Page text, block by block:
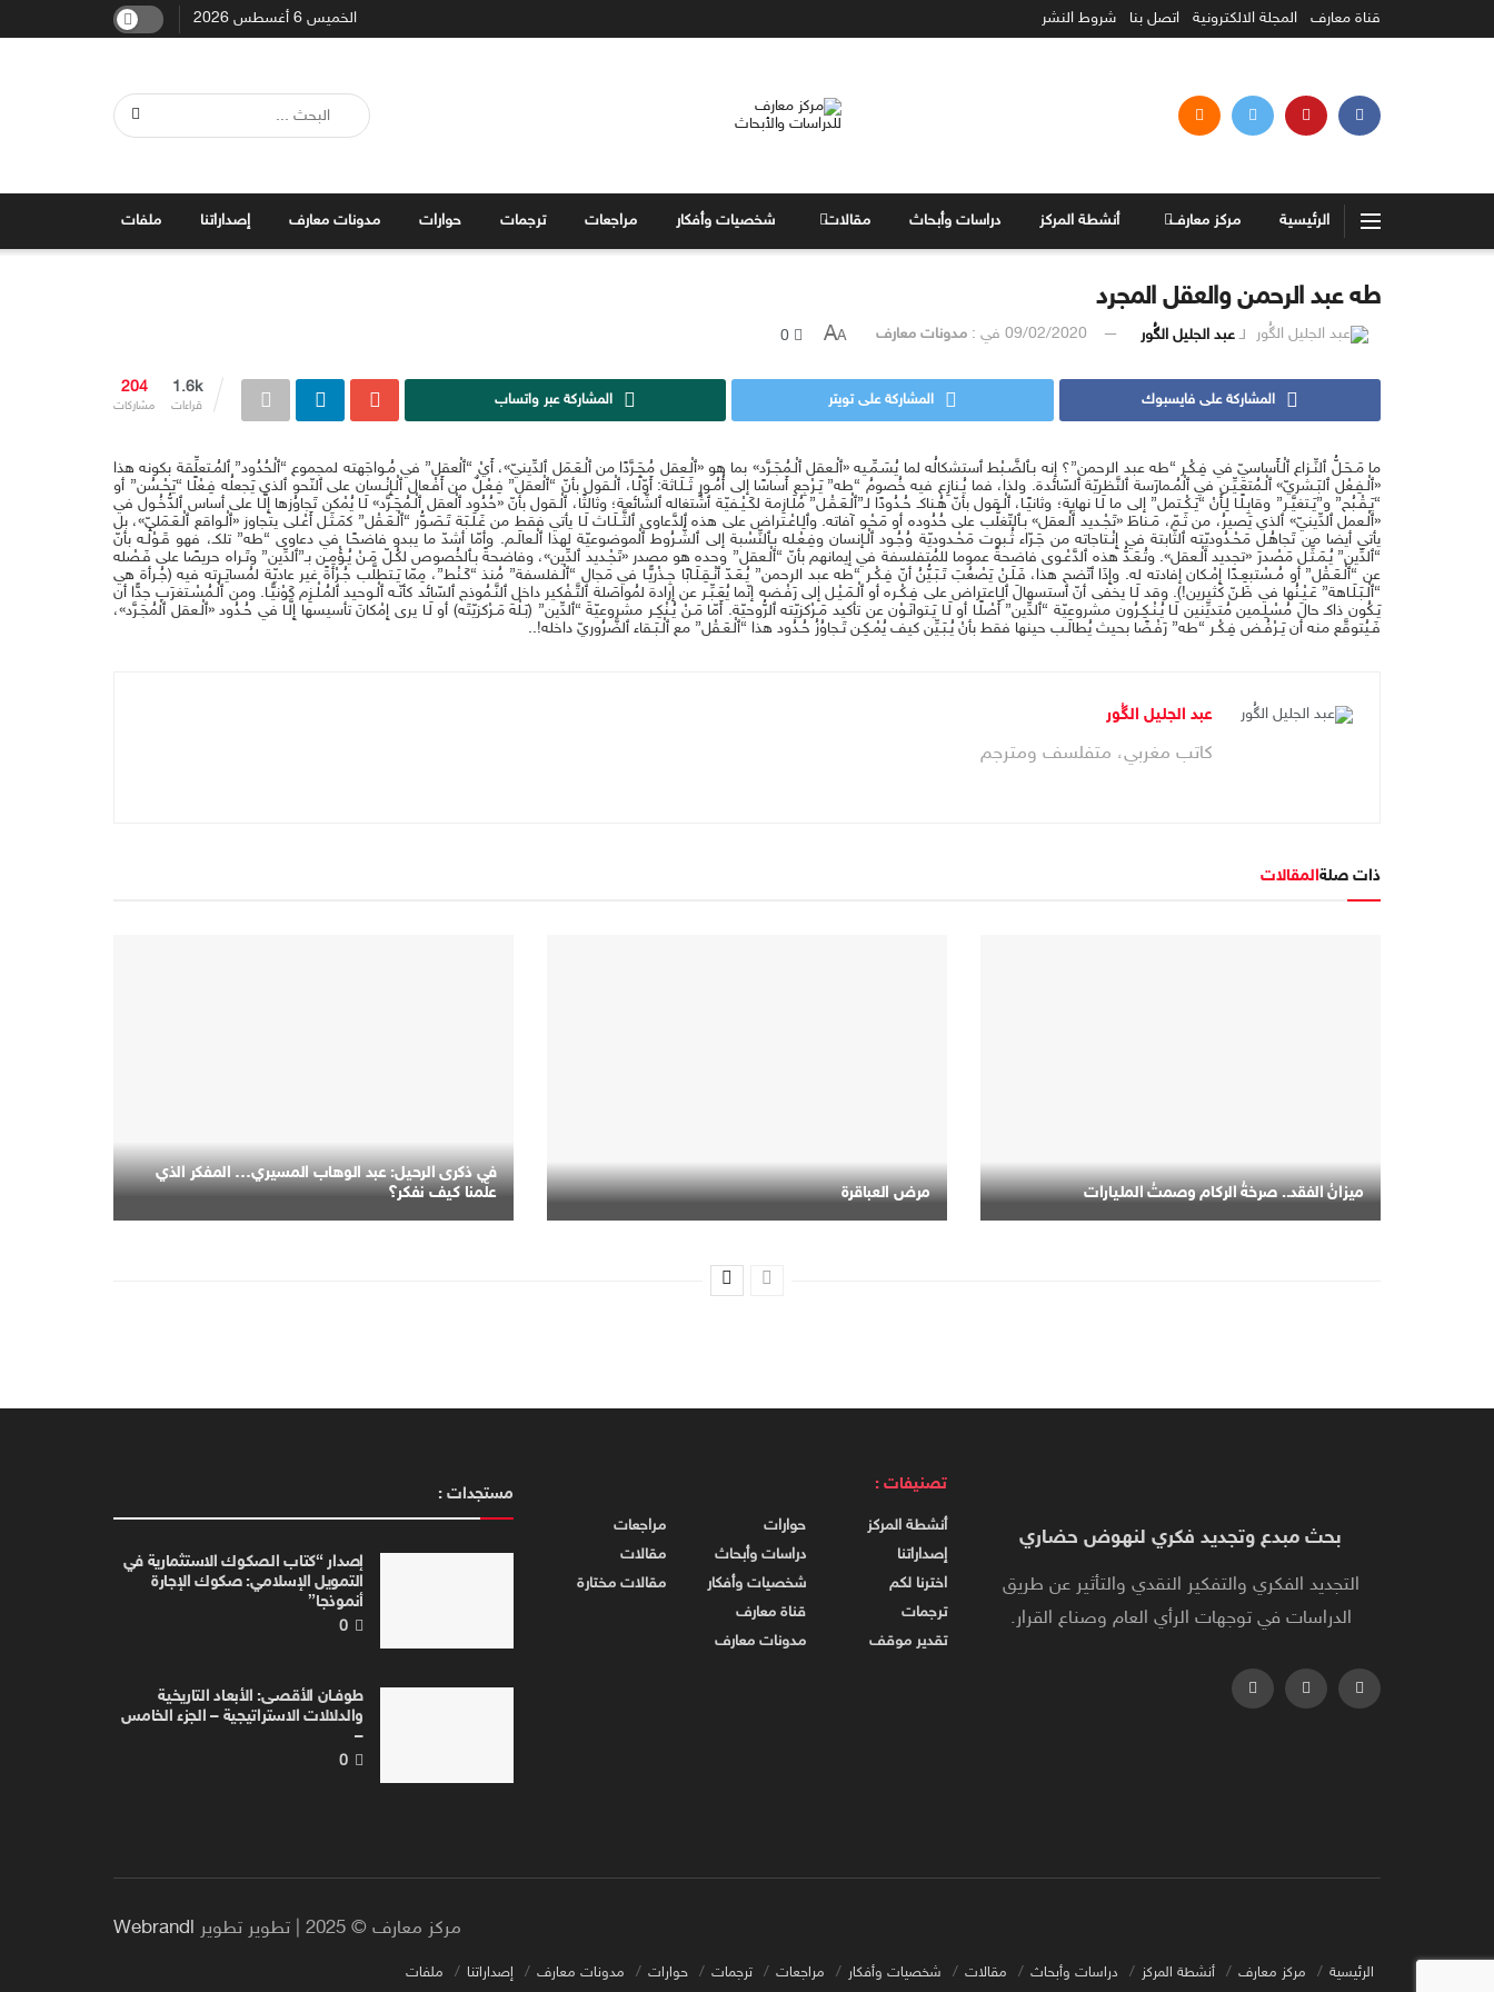
قناة معارف المجلة الالكترونية اتصل بنا شروط النشر الخميس 6 أغسطس 2026
الرئيسية مركز معارف أنشطة المركز دراسات وأبحاث مقالات شخصيات وأفكار مراجعات ترجمات حوارات مدونات معارف إصداراتنا ملفات
طه عبد الرحمن والعقل المجرد
لـ عبد الجليل الگُور 09/02/2020 في : مدونات معارف A
A
204
مشاركات
1.6k
قراءات المشاركة على فايسبوك المشاركة على تويتر المشاركة عبر واتساب
ما مَـحَـلُّ ٱلنِّـزاع ٱلْـأَساسيّ في فِـكْـر “طه عبد الرحمن”؟ إنه بـٱلضَّـبْط ٱستشكالُه لما يُسَـمِّـيه «ٱلْـعقل ٱلْـمُجَـرَّد» بما هو «ٱلْـعقل مُجَـرَّدًا من ٱلْـعَـمَل ٱلدِّينيّ»، أَيْ “ٱلْعقل” في مُـواجَهته لمجموع “ٱلْحُدُود” ٱلمُـتعلِّقة بكونه هذا
«ٱلْـفِـعْل ٱلبَـشريّ» ٱلْـمُتعَـيِّـن في ٱلْمُـمارَسة ٱلنَّظريّة ٱلسّائدة. ولذا، فما يُـنازِع فيه خُصومُ “طه” يَـرْجِع أَساسًا إلى أُمُـورٍ ثَــلَـاثة: أَوّلًـا، ٱلْـقول بأنّ “ٱلْعقل” فِـعْـلٌ من أَفْـعال ٱلْـإِنْـسان على ٱلنّحو ٱلذي يَجعلُه فِـعْلًـا “يَحْـسُن” أو
“يَـقْـبُح” و”يَـتغيَّـر” وقابِـلًـا لِـأَنْ “يَـكْـتمل” إلى ما لَـا نهاية؛ وثانيًـا، ٱلْـقول بأنّ هُـناكـ حُـدُودًا لـ”ٱلْـعَـقْـل” مُلَـازِمة لكَـيْـفيّة ٱشْتغاله ٱلشّائعة؛ وثالثًا، ٱلْـقول بأنّ «حُدُود ٱلْعقل ٱلْـمُجَـرَّد» لَـا يُمْكن تَجاوُزها إِلَّـا على أساس ٱلدُّخُـول في
«ٱلْـعمل ٱلدِّينيّ» ٱلذي يَصيرُ، من ثَـمّ، مَـناطَ «تَجْـديد ٱلْـعقل» بـﭑلتّغلُّب على حُدُوده أو مَحْـو آفاته. وٱلِـاعْـتراض على هذه ٱلدَّعاوى ٱلثَّــلَـاث لَـا يأتي فقط من غَـلَـبَة تَـصَـوُّر “ٱلْـعَـقْل” كمَـثَـل أَعْـلى يتجاوز «ٱلْـواقع ٱلْـعَـمَليّ»، بل
يأتي أيضا من تَجاهُـل مَحْـدُوديّته ٱلثّابتة في إِنْـتاجاته من جَـرّاء ثُـبوت مَحْـدوديّة وُجُـود ٱلْـإنسان وفِـعْـله بـٱلنِّسْبة إلى ٱلشُّـرُوط ٱلْموضوعيّة لهذا ٱلْـعالَـم. وأمّا أشدّ ما يبدو فاضحًـا في دعاوى “طه” تلكـ، فهو قَـوْلُـه بأنّ
“ٱلدِّين” يُـمَـثِّـل مَصْدرَ «تجديد ٱلْـعقل». وتُـعَـدُّ هذه ٱلدَّعْـوى فاضحةً عموما للمُتفلسفة في إيمانهم بأنّ “ٱلْـعقل” وحده هو مصدر «تَجْـديد ٱلدِّين»، وفاضحةً بـٱلخُصوص لكُـلّ مَـنْ يُـؤْمِـن بـ”ٱلدِّين” وتَـراه حريصًا على فَـصْله
عن “ٱلْـعَـقْل” أو مُـسْتبعِـدًا إِمْـكان إفادته له. وإِذَا ٱتّضح هذا، فَـلَـنْ يَصْعُبَ تَـبَـيُّنُ أنّ فِـكْـر “طه عبد الرحمن” يُـعَـدّ ٱنْـقِـلَـابًا جِـذْريًّـا في مَجال “ٱلْـفلسفة” مُنذ “كَـنْط”، مِمّا يَـتطلَّب جُـرْأةً غير عاديّة لمُسايَـرته فيه (جُـرأة هي
“ٱلْـبَـلَـاهة” عَـيْـنُها في ظَـنّ كثيرين!). وقد لَـا يخفى أنّ ٱستسهالَ ٱلِـاعتراض على فِـكْـره أو ٱلْـمَـيْـل إلى رَفْـضه إنّما يُعَـبِّـر عن إرادة لمُواصَلة ٱلتَّـفْكير داخل ٱلنَّـمُوذج ٱلسّائد كأنّـه ٱلْـوحيد ٱلمُـلْـزِم كَوْنيًّـا. ومن ٱلْـمُسْـتغرَب جدًّا أن
يَـكُون ذاكـ حالَ مُسْـلِـمين مُتديِّنين لَـا يُـنْـكِـرُون مشروعيّة “ٱلدِّين” أَصْلًـا أو لَـا يَـتوانَـوْن عن تأكيد مَـرْكزيّته ٱلرُّوحيّة. أَمّا مَـنْ يُـنْكِـر مشروعيّةَ “ٱلدِّين” (بَـلْهَ مَـرْكزيّتَه) أو لَـا يرى إِمْكانَ تأسيسها إِلَّـا في حُـدُود «ٱلْـعقل ٱلْمُجَـرَّد»،
فَـيُتوقَّع منه أن يَـرْفُـض فِـكْـر “طه” رَفْـضًا بحيث يُطالَـب حينها فقط بأنْ يُـبَـيِّن كيف يُمْـكِـن تَـجاوُزُ حُـدُود هذا “ٱلْـعَـقْل” مع ٱلْـبَـقاء ٱلضَّرُوريّ داخله!..
عبد الجليل الگُور
كاتب مغربي، متفلسف ومترجم
ذات صلةالمقالات
ميزانُ الفقد.. صرخةُ الركام وصمتُ المليارات مرض العباقرة
في ذكرى الرحيل: عبد الوهاب المسيري… المفكر الذي
علّمنا كيف نفكر؟
بحث مبدع وتجديد فكري لنهوض حضاري
التجديد الفكري والتفكير النقدي والتأثير عن طريق
الدراسات في توجهات الرأي العام وصناع القرار.
تصنيفات :
أنشطة المركز
إصداراتنا
اخترنا لكم
ترجمات
تقدير موقف
حوارات
دراسات وأبحاث
شخصيات وأفكار
قناة معارف
مدونات معارف
مراجعات
مقالات
مقالات مختارة
مستجدات :
إصدار “كتاب الصكوك الاستثمارية في
التمويل الإسلامي: صكوك الإجارة
أنموذجا”
طوفـان الأقصـى: الأبعاد التاريخية
والدلالات الاستراتيجية – الجزء الخامس
–
مركز معارف © 2025 | تطوير تطوير Webrandl
الرئيسية مركز معارف أنشطة المركز دراسات وأبحاث مقالات شخصيات وأفكار مراجعات ترجمات حوارات مدونات معارف إصداراتنا ملفات